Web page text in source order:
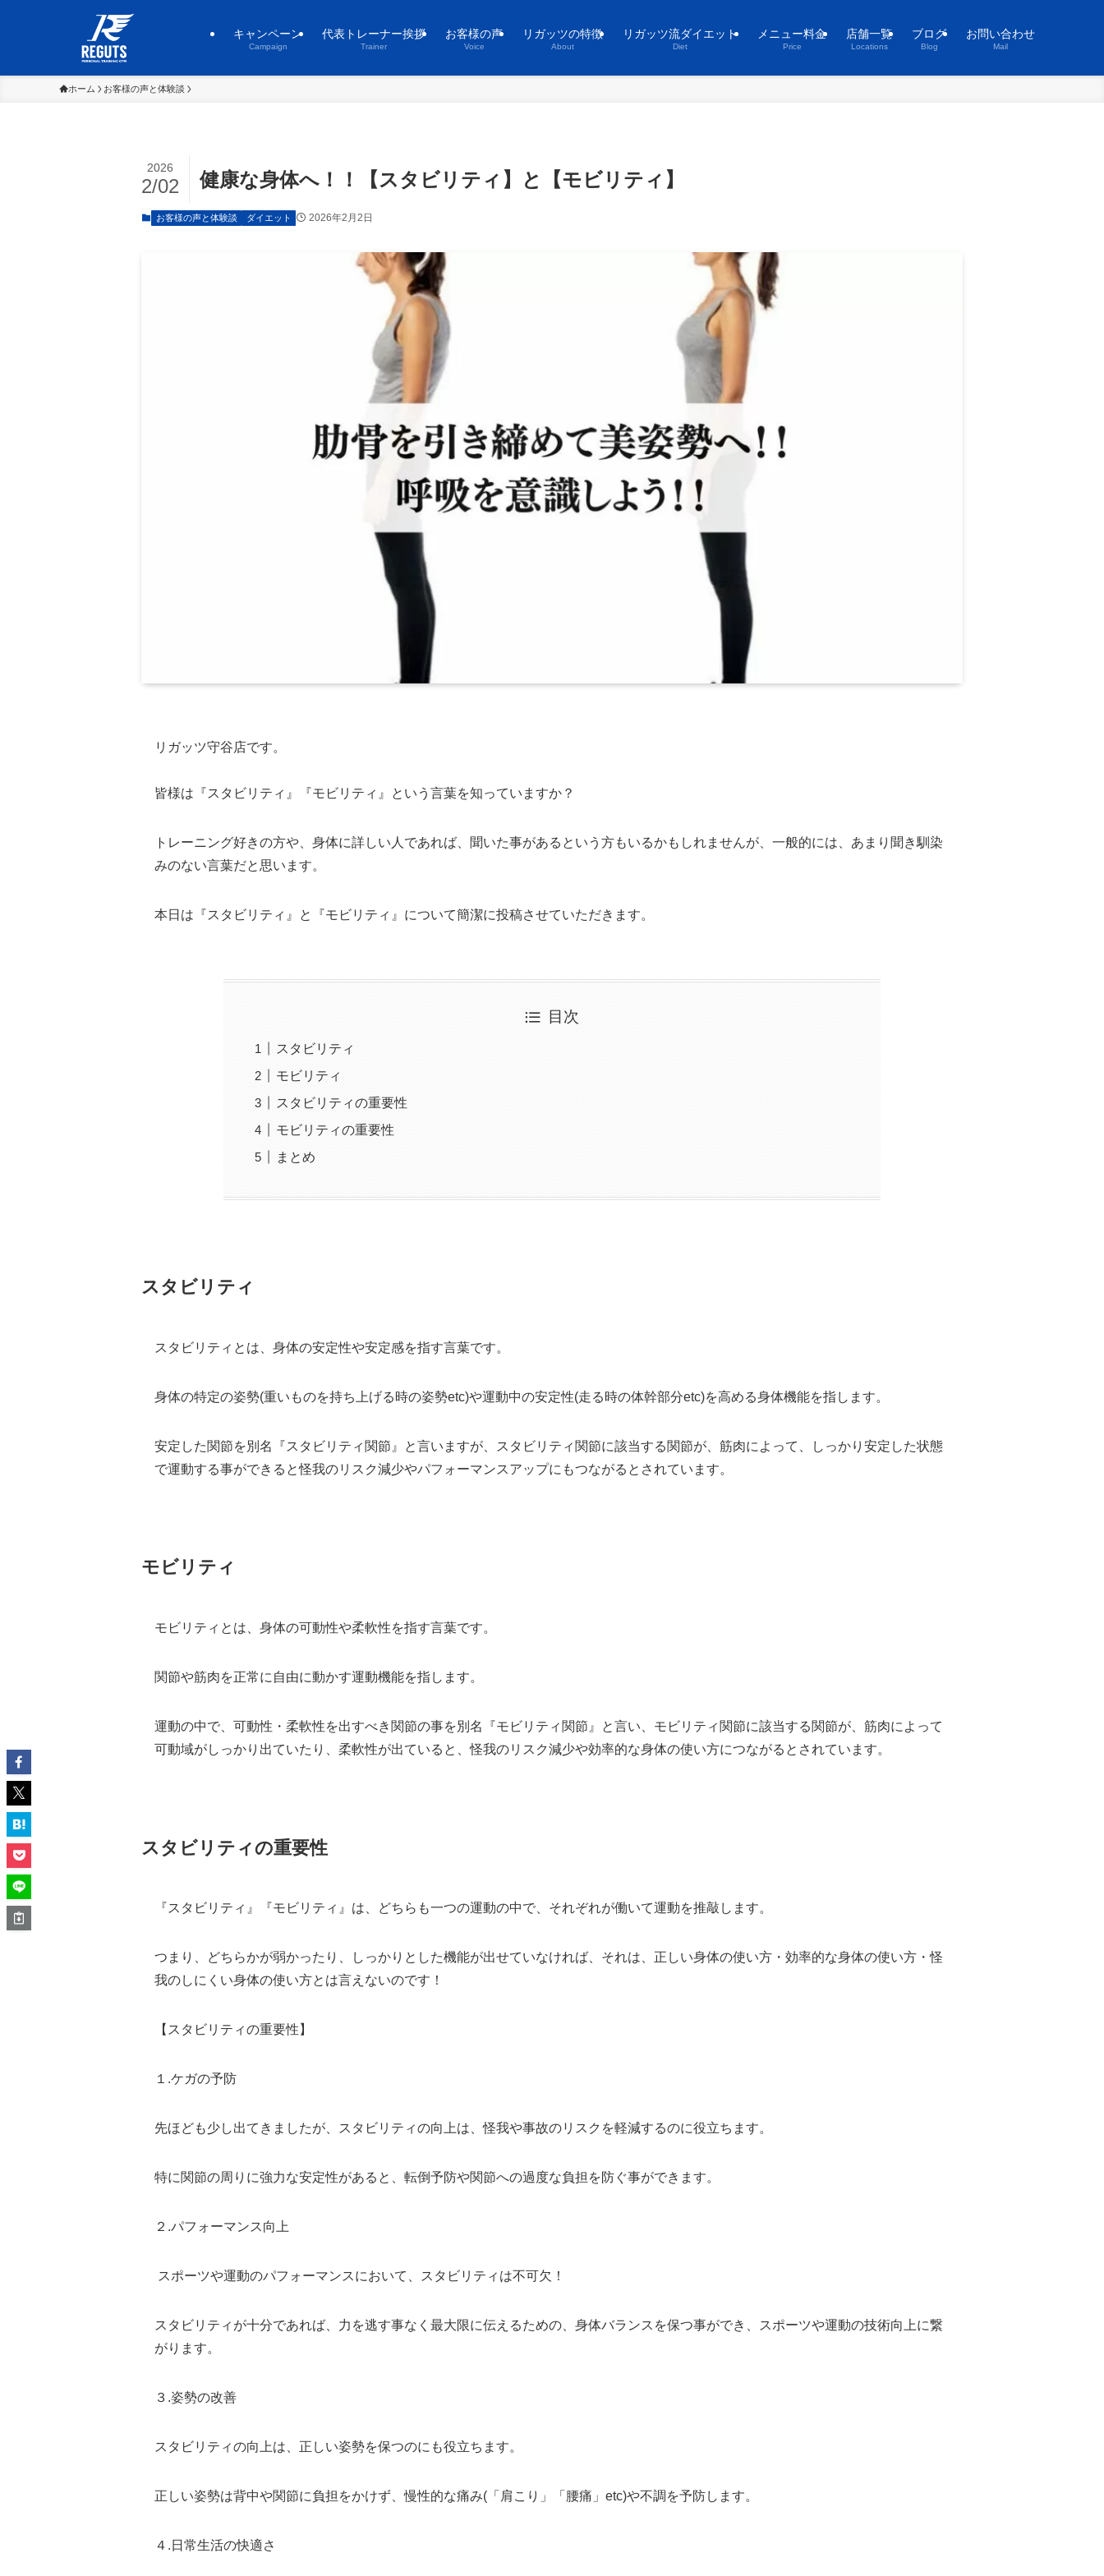
キャンペーン
Campaign
代表トレーナー挨拶
Trainer
お客様の声
Voice
リガッツの特徴
About
リガッツ流ダイエット
Diet
メニュー料金
Price
店舗一覧
Locations
ブログ
Blog
お問い合わせ
Mail
ホーム お客様の声と体験談
健康な身体へ！！【スタビリティ】と【モビリティ】
2026
2/02
お客様の声と体験談 ダイエット 2026年2月2日
リガッツ守谷店です。
皆様は『スタビリティ』『モビリティ』という言葉を知っていますか？
トレーニング好きの方や、身体に詳しい人であれば、聞いた事があるという方もいるかもしれませんが、一般的には、あまり聞き馴染
みのない言葉だと思います。
本日は『スタビリティ』と『モビリティ』について簡潔に投稿させていただきます。
目次
スタビリティ
モビリティ
スタビリティの重要性
モビリティの重要性
まとめ
スタビリティ
スタビリティとは、身体の安定性や安定感を指す言葉です。
身体の特定の姿勢(重いものを持ち上げる時の姿勢etc)や運動中の安定性(走る時の体幹部分etc)を高める身体機能を指します。
安定した関節を別名『スタビリティ関節』と言いますが、スタビリティ関節に該当する関節が、筋肉によって、しっかり安定した状態
で運動する事ができると怪我のリスク減少やパフォーマンスアップにもつながるとされています。
モビリティ
モビリティとは、身体の可動性や柔軟性を指す言葉です。
関節や筋肉を正常に自由に動かす運動機能を指します。
運動の中で、可動性・柔軟性を出すべき関節の事を別名『モビリティ関節』と言い、モビリティ関節に該当する関節が、筋肉によって
可動域がしっかり出ていたり、柔軟性が出ていると、怪我のリスク減少や効率的な身体の使い方につながるとされています。
スタビリティの重要性
『スタビリティ』『モビリティ』は、どちらも一つの運動の中で、それぞれが働いて運動を推敲します。
つまり、どちらかが弱かったり、しっかりとした機能が出せていなければ、それは、正しい身体の使い方・効率的な身体の使い方・怪
我のしにくい身体の使い方とは言えないのです！
【スタビリティの重要性】
１.ケガの予防
先ほども少し出てきましたが、スタビリティの向上は、怪我や事故のリスクを軽減するのに役立ちます。
特に関節の周りに強力な安定性があると、転倒予防や関節への過度な負担を防ぐ事ができます。
２.パフォーマンス向上
スポーツや運動のパフォーマンスにおいて、スタビリティは不可欠！
スタビリティが十分であれば、力を逃す事なく最大限に伝えるための、身体バランスを保つ事ができ、スポーツや運動の技術向上に繋
がります。
３.姿勢の改善
スタビリティの向上は、正しい姿勢を保つのにも役立ちます。
正しい姿勢は背中や関節に負担をかけず、慢性的な痛み(「肩こり」「腰痛」etc)や不調を予防します。
４.日常生活の快適さ